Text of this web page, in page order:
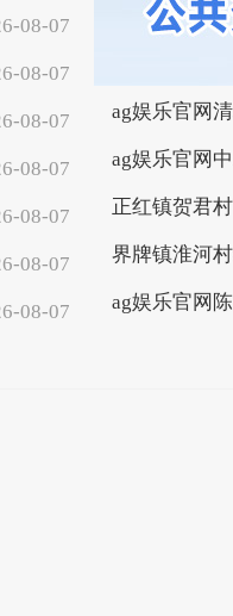
08-07
08-07
08-07
08-07
08-07
08-07
08-07
ag娱乐官网
ag娱乐官网
正红镇贺君
界牌镇淮河
ag娱乐官网